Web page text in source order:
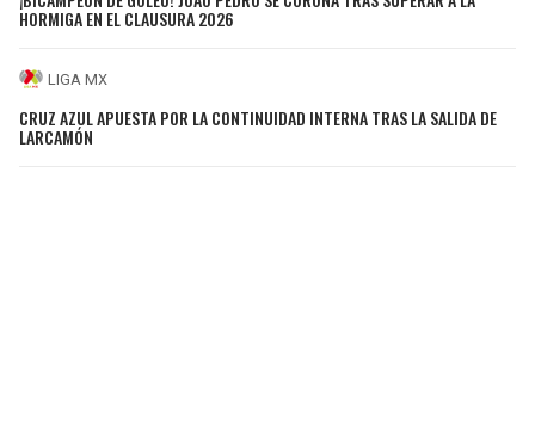
HORMIGA EN EL CLAUSURA 2026
LIGA MX
CRUZ AZUL APUESTA POR LA CONTINUIDAD INTERNA TRAS LA SALIDA DE
LARCAMÓN